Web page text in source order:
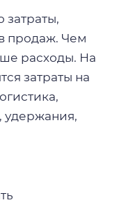
затраты,
продаж. Чем
расходы. На
затраты на
удержания,